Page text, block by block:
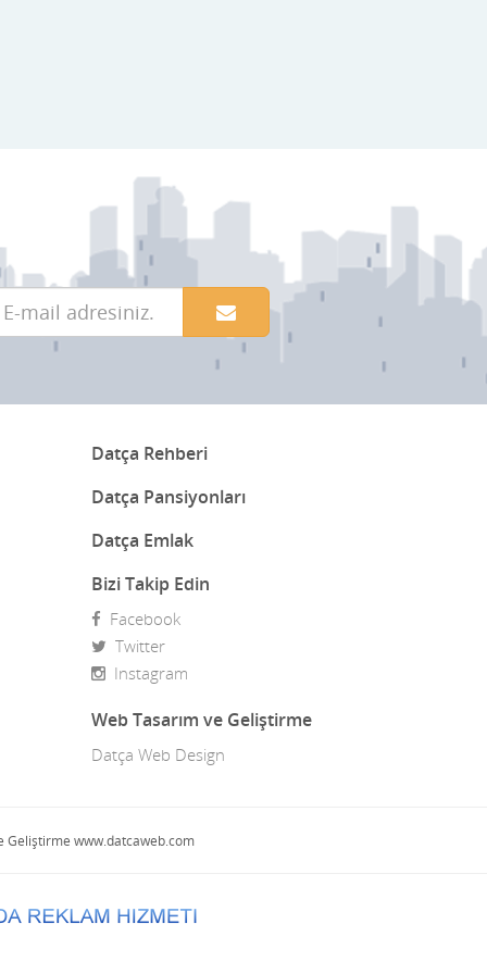
Dergiler
Diğer Ürünler
Direk Sahibinden Emlak
Elektrik
Emlak Danışmanlığı
Eski Datça Butikleri
Ev Mobilyası
Gazeteler
Datça Rehberi
Datça Pansiyonları
Datça Emlak
Bizi Takip Edin
Facebook
Twitter
Instagram
Web Tasarım ve Geliştirme
Datça Web Design
Geliştirme www.datcaweb.com